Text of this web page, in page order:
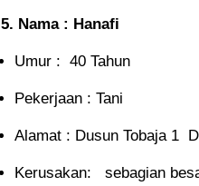
5. Nama : Hanafi
Umur : 40 Tahun
Pekerjaan : Tani
Alamat : Dusun Tobaja 1
Kerusakan: sebagian